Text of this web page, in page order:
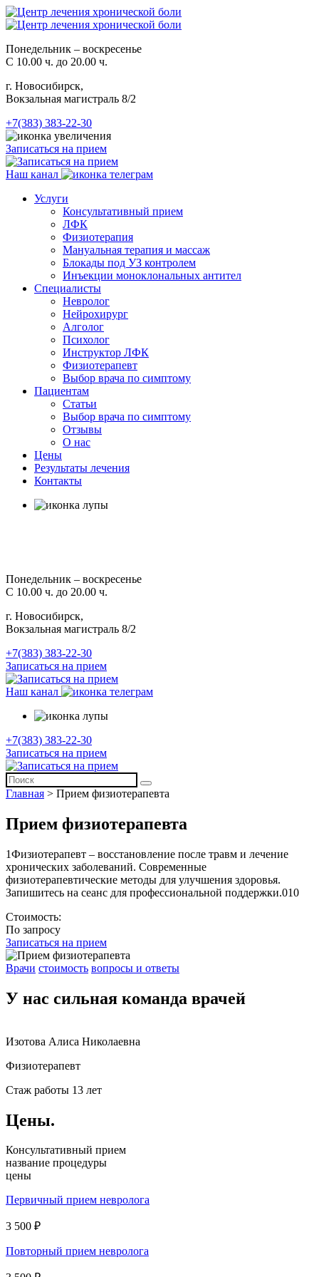
Понедельник – воскресенье
С 10.00 ч. до 20.00 ч.
г. Новосибирск,
Вокзальная магистраль 8/2
+7(383) 383-22-30
Записаться на прием
Наш канал
Услуги
Консультативный прием
ЛФК
Физиотерапия
Мануальная терапия и массаж
Блокады под УЗ контролем
Инъекции моноклональных антител
Специалисты
Невролог
Нейрохирург
Алголог
Психолог
Инструктор ЛФК
Физиотерапевт
Выбор врача по симптому
Пациентам
Статьи
Выбор врача по симптому
Отзывы
О нас
Цены
Результаты лечения
Контакты
Понедельник – воскресенье
С 10.00 ч. до 20.00 ч.
г. Новосибирск,
Вокзальная магистраль 8/2
+7(383) 383-22-30
Записаться на прием
Наш канал
+7(383) 383-22-30
Записаться на прием
Главная > Прием физиотерапевта
Прием физиотерапевта
1Физиотерапевт – восстановление после травм и лечение
хронических заболеваний. Современные
физиотерапевтические методы для улучшения здоровья.
Запишитесь на сеанс для профессиональной поддержки.010
Стоимость:
По запросу
Записаться на прием
Врачи стоимость вопросы и ответы
У нас сильная команда врачей
Изотова Алиса Николаевна
Физиотерапевт
Стаж работы 13 лет
Цены.
Консультативный прием
название процедуры
цены
Первичный прием невролога
3 500 ₽
Повторный прием невролога